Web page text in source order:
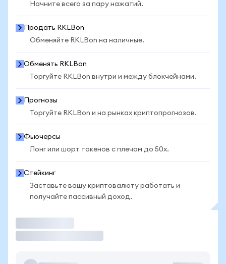
Начните всего за пару нажатий.
Продать RKLBon
Обменяйте RKLBon на наличные.
Обменять RKLBon
Торгуйте RKLBon внутри и между блокчейнами.
Прогнозы
Торгуйте RKLBon и на рынках криптопрогнозов.
Фьючерсы
Лонг или шорт токенов с плечом до 50x.
Стейкинг
Заставьте вашу криптовалюту работать и
получайте пассивный доход.